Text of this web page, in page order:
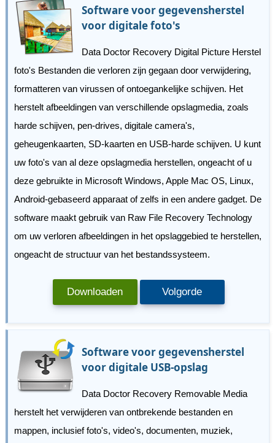
Software voor gegevensherstel
voor digitale foto's
Data Doctor Recovery Digital Picture Herstel
foto's Bestanden die verloren zijn gegaan door verwijdering,
formatteren van virussen of ontoegankelijke schijven. Het
herstelt afbeeldingen van verschillende opslagmedia, zoals
harde schijven, pen-drives, digitale camera's,
geheugenkaarten, SD-kaarten en USB-harde schijven. U kunt
uw foto's van al deze opslagmedia herstellen, ongeacht of u
deze gebruikte in Microsoft Windows, Apple Mac OS, Linux,
Android-gebaseerd apparaat of zelfs in een andere gadget. De
software maakt gebruik van Raw File Recovery Technology
om uw verloren afbeeldingen in het opslaggebied te herstellen,
ongeacht de structuur van het bestandssysteem.
Downloaden Volgorde
Software voor gegevensherstel
voor digitale USB-opslag
Data Doctor Recovery Removable Media
herstelt het verwijderen van ontbrekende bestanden en
mappen, inclusief foto's, video's, documenten, muziek,